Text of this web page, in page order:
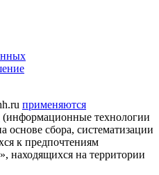
применяются
(информационные технологии
основе сбора, систематизации
к предпочтениям
находящихся на территории